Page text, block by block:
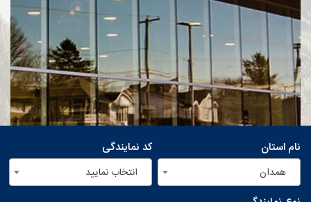
نام استان
همدان
کد نمایندگی
انتخاب نمایید